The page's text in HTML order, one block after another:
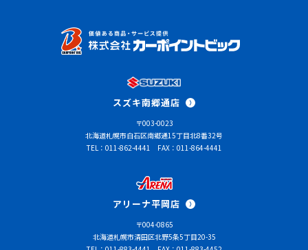
スズキ南郷通店
〒003-0023
北海道札幌市白石区南郷通15丁目北8番32号
TEL：011-862-4441
FAX：011-864-4441
アリーナ平岡店
〒004-0865
北海道札幌市清田区北野5条5丁目20-35